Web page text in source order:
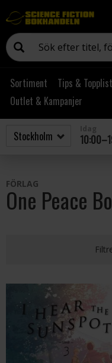
Sortiment Tips &
Outlet & Kampanjer
FÖRLAG
One Peace